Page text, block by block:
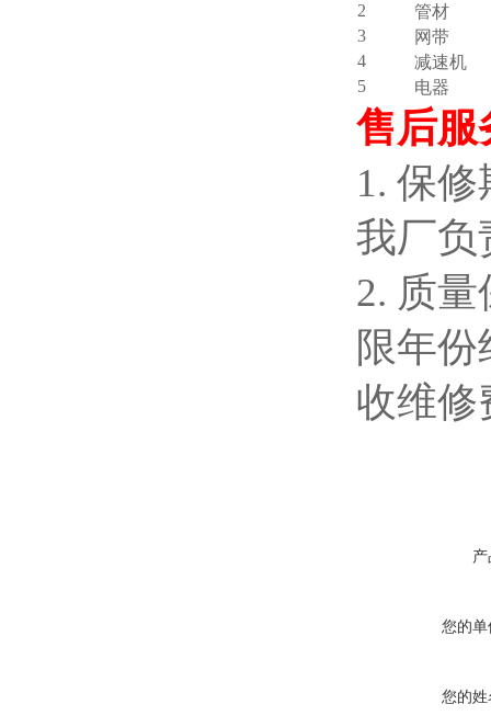
2
管材
3
网带
4
减速机
5
电器
售后服
1. 保
我厂负
2. 质
限年
收维修
您的单
您的姓